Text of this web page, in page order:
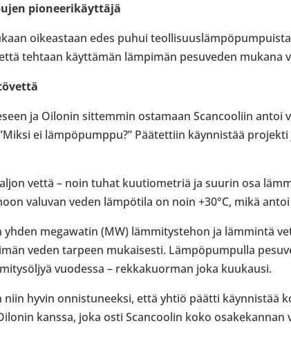
pio­nee­ri­käyt­täjä
oikeas­taan edes puhui
tehtaan käyt­tä­män läm­pi­män pesu­ve­den mukana
ja Oilonin sit­tem­min osta­maan Scancoo­liin antoi
ei läm­pö­pumppu?” Pää­tet­tiin käyn­nis­tää
vettä – noin tuhat kuu­tio­met­riä ja suurin osa
valuvan veden läm­pö­tila on noin +30°C, mikä
megawatin (MW) läm­mi­tys­te­hon ja läm­mintä
veden tarpeen mukai­sesti. Läm­pö­pum­pulla
vuo­dessa – rek­ka­kuor­man joka kuu­kausi.
hyvin onnis­tu­neeksi, että yhtiö päätti käyn­nis­tää
kanssa, joka osti Scancoo­lin koko osa­ke­kan­nan